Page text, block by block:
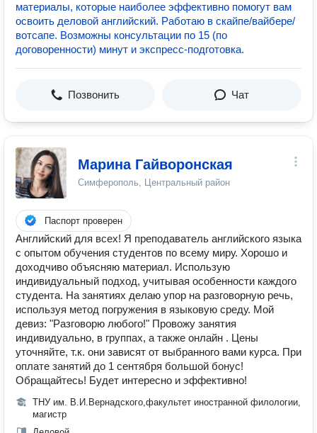
материалы, которые наиболее эффективно помогут вам
освоить деловой английский. Работаю в скайпе/вайбере/
вотсапе. Возможны консультации по 15 (по
договоренности) минут и экспресс-подготовка.
Позвонить Чат
Марина Гайворонская
Симферополь, Центральный район
Паспорт проверен
Английский для всех! Я преподаватель английского языка
с опытом обучения студентов по всему миру. Хорошо и
доходчиво объясняю материал. Использую
индивидуальный подход, учитывая особенности каждого
студента. На занятиях делаю упор на разговорную речь,
используя метод погружения в языковую среду. Мой
девиз: "Разговорю любого!" Провожу занятия
индивидуально, в группах, а также онлайн . Цены
уточняйте, т.к. они зависят от выбранного вами курса. При
оплате занятий до 1 сентября большой бонус!
Обращайтесь! Будет интересно и эффективно!
ТНУ им. В.И.Вернадского,факультет иностранной филологии,
магистр